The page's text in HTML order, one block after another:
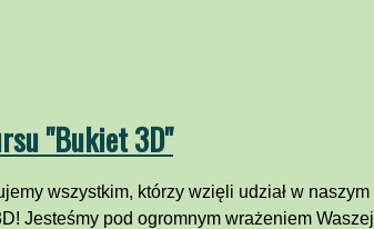
"Bukiet 3D"
wszystkim, którzy wzięli udział w naszym
Jesteśmy pod ogromnym wrażeniem Waszej